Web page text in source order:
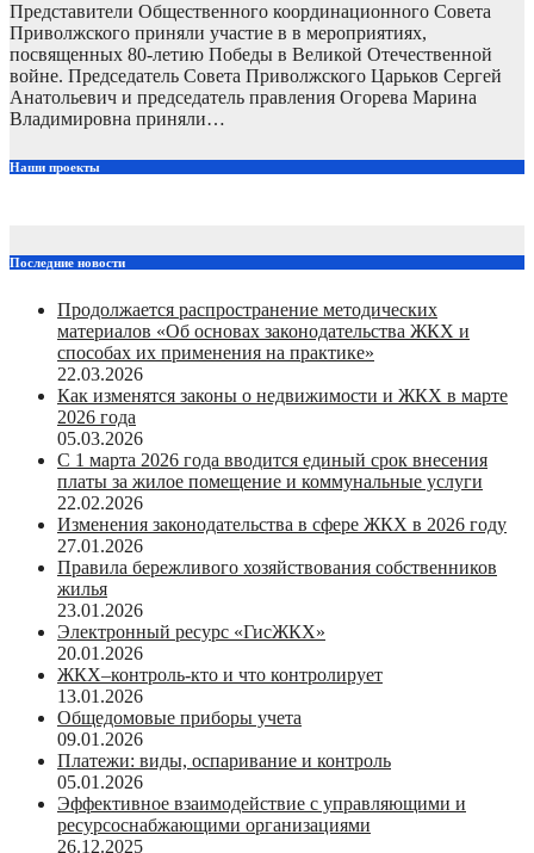
Представители Общественного координационного Совета
Приволжского приняли участие в в мероприятиях,
посвященных 80-летию Победы в Великой Отечественной
войне. Председатель Совета Приволжского Царьков Сергей
Анатольевич и председатель правления Огорева Марина
Владимировна приняли…
Наши проекты
Последние новости
Продолжается распространение методических
материалов «Об основах законодательства ЖКХ и
способах их применения на практике»
22.03.2026
Как изменятся законы о недвижимости и ЖКХ в марте
2026 года
05.03.2026
С 1 марта 2026 года вводится единый срок внесения
платы за жилое помещение и коммунальные услуги
22.02.2026
Изменения законодательства в сфере ЖКХ в 2026 году
27.01.2026
Правила бережливого хозяйствования собственников
жилья
23.01.2026
Электронный ресурс «ГисЖКХ»
20.01.2026
ЖКХ–контроль-кто и что контролирует
13.01.2026
Общедомовые приборы учета
09.01.2026
Платежи: виды, оспаривание и контроль
05.01.2026
Эффективное взаимодействие с управляющими и
ресурсоснабжающими организациями
26.12.2025